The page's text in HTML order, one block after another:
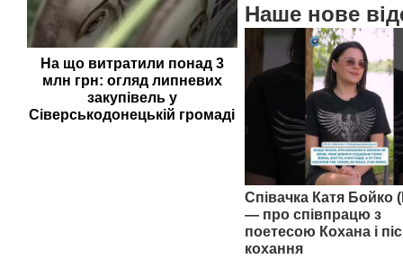
На що витратили понад 3
млн грн: огляд липневих
закупівель у
Сіверськодонецькій громаді
Наше нове
Співачка Катя Бойко
— про співпрацю з
поетесою Кохана і
кохання